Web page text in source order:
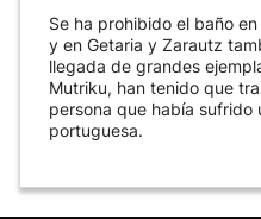
Se ha prohibido el baño
y en Getaria y Zarautz
llegada de grandes
Mutriku, han tenido que
persona que había
portuguesa.